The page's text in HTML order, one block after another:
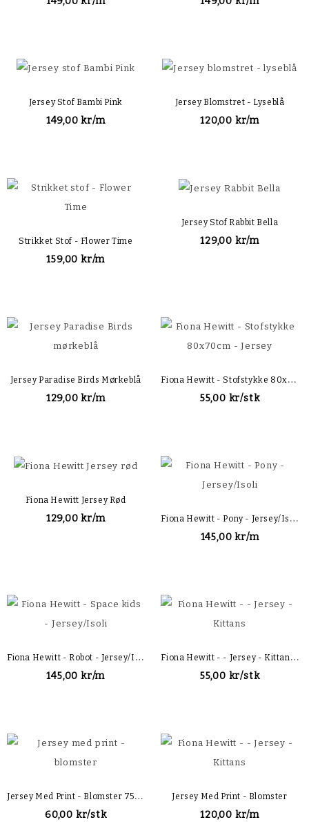
Jersey Stof Bambi Pink
149,00 kr/m
Jersey Blomstret - Lyseblå
120,00 kr/m
Strikket Stof - Flower Time
159,00 kr/m
Jersey Stof Rabbit Bella
129,00 kr/m
Jersey Paradise Birds Mørkeblå
129,00 kr/m
F
Iona Hewitt - Stofstykke 80x70cm - Jersey
55,00 kr/stk
Fiona Hewitt Jersey Rød
129,00 kr/m F
Iona Hewitt - Pony - Jersey/Isoli
145,00 kr/m
F
Iona Hewitt - Robot - Jersey/Isoli
145,00 kr/m
F
Iona Hewitt - - Jersey - Kittans Stofstykke 80x80cm
55,00 kr/stk
J
Ersey Med Print - Blomster 75x100cm
60,00 kr/stk
Jersey Med Print - Blomster
120,00 kr/m